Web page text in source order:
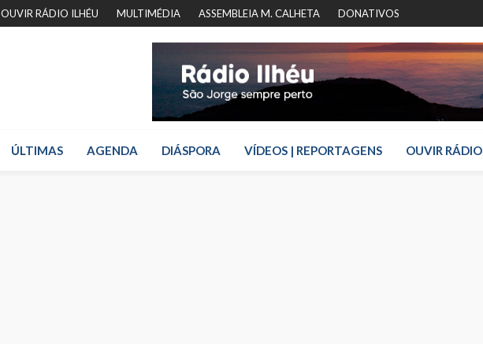
OUVIR RÁDIO ILHÉU MULTIMÉDIA ASSEMBLEIA M. CALHETA DONATIVOS
ÚLTIMAS AGENDA DIÁSPORA VÍDEOS | REPORTAGENS OUVIR RÁDIO